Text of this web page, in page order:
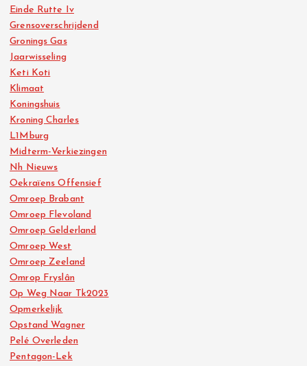
Einde Rutte Iv
Grensoverschrijdend
Gronings Gas
Jaarwisseling
Keti Koti
Klimaat
Koningshuis
Kroning Charles
L1Mburg
Midterm-Verkiezingen
Nh Nieuws
Oekraïens Offensief
Omroep Brabant
Omroep Flevoland
Omroep Gelderland
Omroep West
Omroep Zeeland
Omrop Fryslân
Op Weg Naar Tk2023
Opmerkelijk
Opstand Wagner
Pelé Overleden
Pentagon-Lek